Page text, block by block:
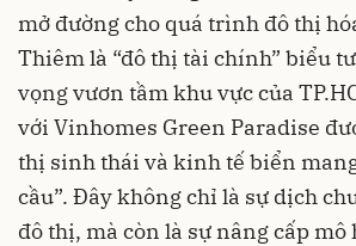
mở đường cho quá trình đô thị
Thiêm là “đô thị tài chính” biểu
vọng vươn tầm khu vực của
với Vinhomes Green Paradise
thị sinh thái và kinh tế biển
cầu”. Đây không chỉ là sự dịch
đô thị, mà còn là sự nâng cấp